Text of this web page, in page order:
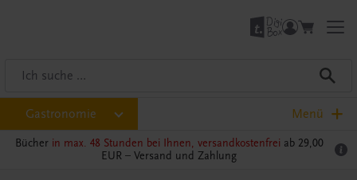
Gastronomie Menü
Bücher in max. 48 Stunden bei Ihnen, versandkostenfrei ab 29,00
EUR – Versand und Zahlung